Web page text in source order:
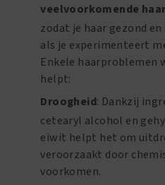
veelvoorkomende
zodat je haar gezond
als je experimenteert
Enkele haarproblemen
helpt:
Droogheid: Dankzij
cetearyl alcohol en
eiwit helpt het om
veroorzaakt door
voorkomen.